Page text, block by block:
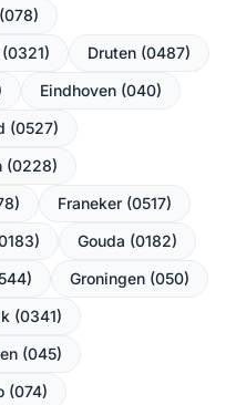
Druten (0487)
Eindhoven (040)
(0527)
(0228)
Franeker (0517)
Gouda (0182)
Groningen (050)
(0341)
(045)
(074)